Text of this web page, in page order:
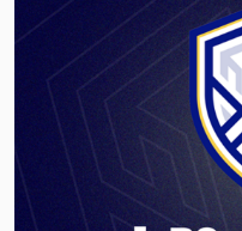
CATEGORIES
Company Activities (2)
Exhibitions
(4)
Obavijesti, Konkursi i